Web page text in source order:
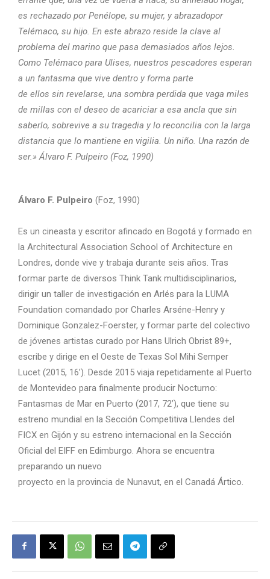
es rechazado por Penélope, su mujer, y abrazadopor
Telémaco, su hijo. En este abrazo reside la clave al
problema del marino que pasa demasiados años lejos.
Como Telémaco para Ulises, nuestros pescadores esperan
a un fantasma que vive dentro y forma parte
de ellos sin revelarse, una sombra perdida que vaga miles
de millas con el deseo de acariciar a esa ancla que sin
saberlo, sobrevive a su tragedia y lo reconcilia con la larga
distancia que lo mantiene en vigilia. Un niño. Una razón de
ser.» Álvaro F. Pulpeiro (Foz, 1990)
Álvaro F. Pulpeiro (Foz, 1990)
Es un cineasta y escritor afincado en Bogotá y formado en
la Architectural Association School of Architecture en
Londres, donde vive y trabaja durante seis años. Tras
formar parte de diversos Think Tank multidisciplinarios,
dirigir un taller de investigación en Arlés para la LUMA
Foundation comandado por Charles Arséne-Henry y
Dominique Gonzalez-Foerster, y formar parte del colectivo
de jóvenes artistas curado por Hans Ulrich Obrist 89+,
escribe y dirige en el Oeste de Texas Sol Mihi Semper
Lucet (2015, 16’). Desde 2015 viaja repetidamente al Puerto
de Montevideo para finalmente producir Nocturno:
Fantasmas de Mar en Puerto (2017, 72’), que tiene su
estreno mundial en la Sección Competitiva Llendes del
FICX en Gijón y su estreno internacional en la Sección
Oficial del EIFF en Edimburgo. Ahora se encuentra
preparando un nuevo
proyecto en la provincia de Nunavut, en el Canadá Ártico.